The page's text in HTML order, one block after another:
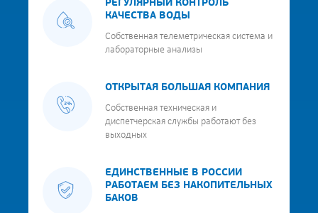
РЕГУЛЯРНЫЙ КОНТРОЛЬ
КАЧЕСТВА ВОДЫ
Собственная телеметрическая система и
лабораторные анализы
ОТКРЫТАЯ БОЛЬШАЯ КОМПАНИЯ
Собственная техническая и
диспетчерская службы работают без
выходных
ЕДИНСТВЕННЫЕ В РОССИИ
РАБОТАЕМ БЕЗ НАКОПИТЕЛЬНЫХ
БАКОВ